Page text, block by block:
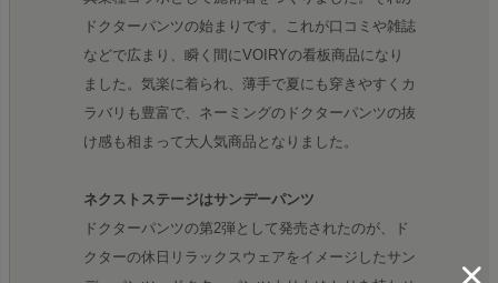
ドクターパンツの始まりです。これが口コミや雑誌
などで広まり、瞬く間にVOIRYの看板商品になり
ました。気楽に着られ、薄手で夏にも穿きやすくカ
ラバリも豊富で、ネーミングのドクターパンツの抜
け感も相まって大人気商品となりました。
ネクストステージはサンデーパンツ
ドクターパンツの第2弾として発売されたのが、ド
クターの休日リラックスウェアをイメージしたサン